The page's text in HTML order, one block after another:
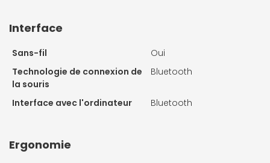
Interface
Sans-fil
Oui
Technologie de connexion de
la souris
Bluetooth
Interface avec l'ordinateur Bluetooth
Ergonomie